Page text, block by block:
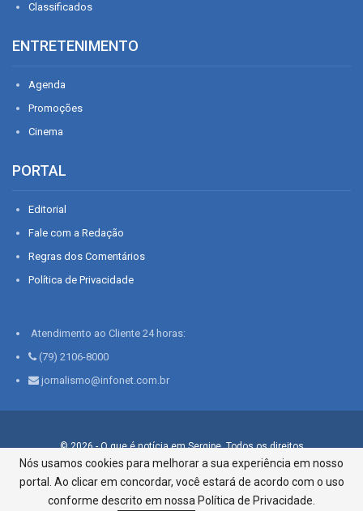
Classificados
ENTRETENIMENTO
Agenda
Promoções
Cinema
PORTAL
Editorial
Fale com a Redação
Regras dos Comentários
Política de Privacidade
Atendimento ao Cliente 24 horas:
(79) 2106-8000
jornalismo@infonet.com.br
© 2026 - O que é notícia em Sergipe. Todos os direitos
reservados.
Infonet - Rua Monsenhor Silveira 276, Bairro São José |
Aracaju-SE, CEP 49015-030, Fone: 79.2106.8000 - CI Centro de
Nós usamos cookies para melhorar a sua experiência em nosso
portal. Ao clicar em concordar, você estará de acordo com o uso
conforme descrito em nossa Política de Privacidade.